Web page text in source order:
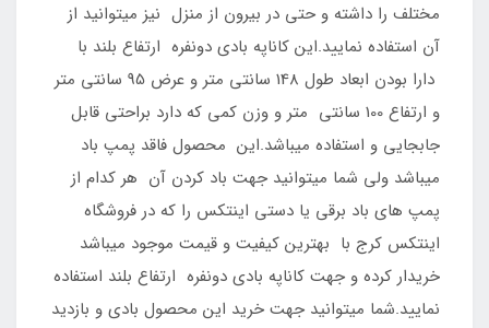
مختلف را داشته و حتی در بیرون از منزل نیز میتوانید از
آن استفاده نمایید.این کاناپه بادی دونفره ارتفاع بلند با
دارا بودن ابعاد طول 148 سانتی متر و عرض 95 سانتی متر
و ارتفاع 100 سانتی متر و وزن کمی که دارد براحتی قابل
جابجایی و استفاده میباشد.این محصول فاقد پمپ باد
میباشد ولی شما میتوانید جهت باد کردن آن هر کدام از
پمپ های باد برقی یا دستی اینتکس را که در فروشگاه
اینتکس کرج با بهترین کیفیت و قیمت موجود میباشد
خریدار کرده و جهت کاناپه بادی دونفره ارتفاع بلند استفاده
نمایید.شما میتوانید جهت خرید این محصول بادی و بازدید